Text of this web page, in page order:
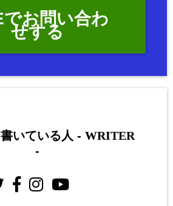
でお問い合わ
せする
いている人 - WRITER
-